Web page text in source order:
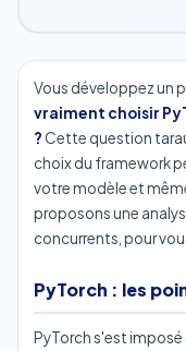
Vous développez un
vraiment choisir
?Cette question
choix du framework
votre modèle et
proposons une
concurrents, pour
PyTorch : les
PyTorch s'est